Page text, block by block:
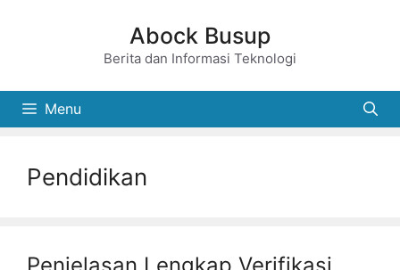
Abock Busup
Berita dan Informasi Teknologi
Menu
Pendidikan